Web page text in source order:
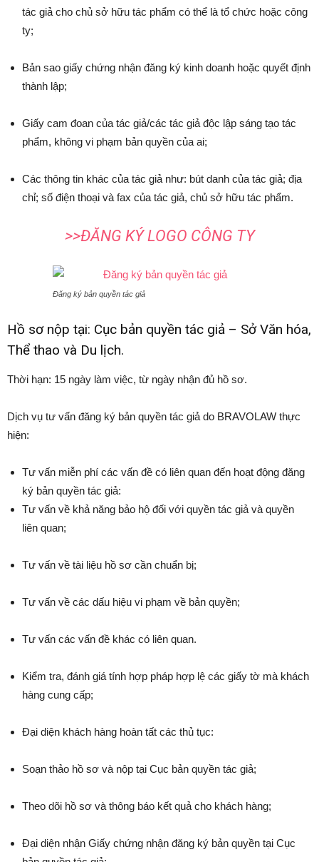
tác giả cho chủ sở hữu tác phẩm có thể là tổ chức hoặc công
ty;
Bản sao giấy chứng nhận đăng ký kinh doanh hoặc quyết định
thành lập;
Giấy cam đoan của tác giả/các tác giả độc lập sáng tạo tác
phẩm, không vi phạm bản quyền của ai;
Các thông tin khác của tác giả như: bút danh của tác giả; địa
chỉ; số điện thoại và fax của tác giả, chủ sở hữu tác phẩm.
>>ĐĂNG KÝ LOGO CÔNG TY
Đăng ký bản quyền tác giả
Hồ sơ nộp tại: Cục bản quyền tác giả – Sở Văn hóa,
Thể thao và Du lịch.
Thời hạn: 15 ngày làm việc, từ ngày nhận đủ hồ sơ.
Dịch vụ tư vấn đăng ký bản quyền tác giả do BRAVOLAW thực
hiện:
Tư vấn miễn phí các vấn đề có liên quan đến hoạt động đăng
ký bản quyền tác giả:
Tư vấn về khả năng bảo hộ đối với quyền tác giả và quyền
liên quan;
Tư vấn về tài liệu hồ sơ cần chuẩn bị;
Tư vấn về các dấu hiệu vi phạm về bản quyền;
Tư vấn các vấn đề khác có liên quan.
Kiểm tra, đánh giá tính hợp pháp hợp lệ các giấy tờ mà khách
hàng cung cấp;
Đại diện khách hàng hoàn tất các thủ tục:
Soạn thảo hồ sơ và nộp tại Cục bản quyền tác giả;
Theo dõi hồ sơ và thông báo kết quả cho khách hàng;
Đại diện nhận Giấy chứng nhận đăng ký bản quyền tại Cục